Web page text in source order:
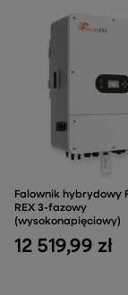
Falownik hybrydowy
REX 3-fazowy
(wysokonapięciowy)
12 519,99 zł